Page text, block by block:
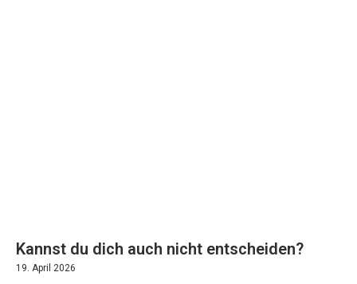
Kannst du dich auch nicht entscheiden?
19. April 2026